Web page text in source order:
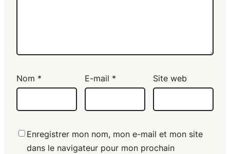
Nom * E-mail * Site web
Enregistrer mon nom, mon e-mail et mon site
dans le navigateur pour mon prochain